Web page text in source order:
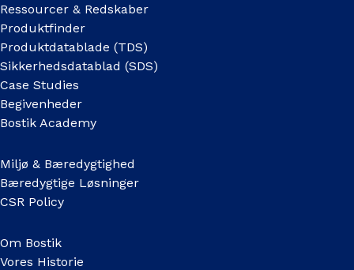
Ressourcer & Redskaber
Produktfinder
Produktdatablade (TDS)
Sikkerhedsdatablad (SDS)
Case Studies
Begivenheder
Bostik Academy
Miljø & Bæredygtighed
Bæredygtige Løsninger
CSR Policy
Om Bostik
Vores Historie